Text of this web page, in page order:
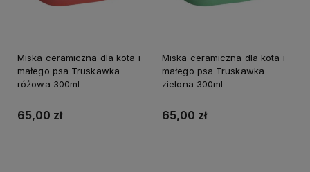
Miska ceramiczna dla kota i
małego psa Truskawka
różowa 300ml
65,00 zł
Miska ceramiczna dla kota i
małego psa Truskawka
zielona 300ml
65,00 zł